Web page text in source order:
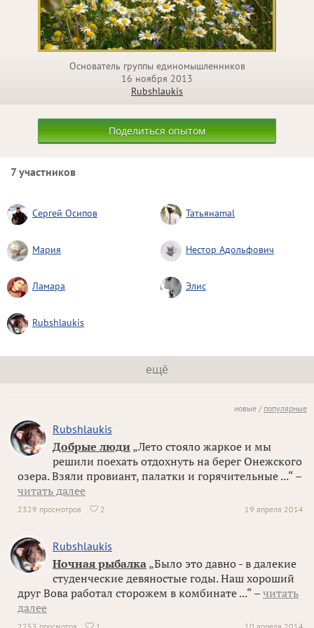
Основатель группы единомышленников
16 ноября 2013
Rubshlaukis
Поделиться опытом
7 участников
Сергей Осипов Татьянаmal
Мария Нестор Адольфович
Ламара Элис
Rubshlaukis
ещё
новые / популярные
Rubshlaukis
Добрые люди „Лето стояло жаркое и мы
решили поехать отдохнуть на берег Онежского
озера. Взяли провиант, палатки и горячительные ...“ –
читать далее
19 апреля 2014
2329 просмотров  2
Rubshlaukis
Ночная рыбалка „Было это давно - в далекие
студенческие девяностые годы. Наш хороший
друг Вова работал сторожем в комбинате ...“ – читать
далее